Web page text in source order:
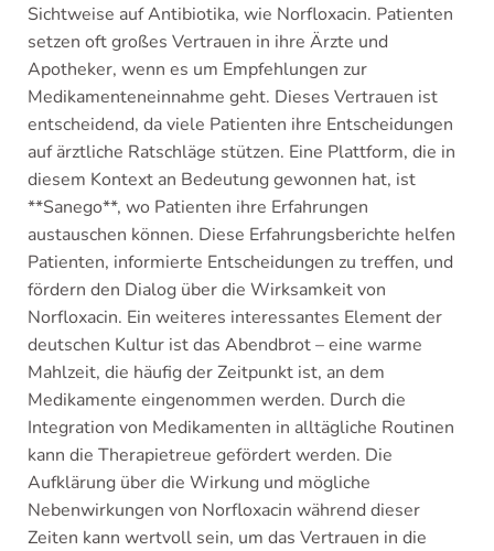
Sichtweise auf Antibiotika, wie Norfloxacin. Patienten
setzen oft großes Vertrauen in ihre Ärzte und
Apotheker, wenn es um Empfehlungen zur
Medikamenteneinnahme geht. Dieses Vertrauen ist
entscheidend, da viele Patienten ihre Entscheidungen
auf ärztliche Ratschläge stützen. Eine Plattform, die in
diesem Kontext an Bedeutung gewonnen hat, ist
**Sanego**, wo Patienten ihre Erfahrungen
austauschen können. Diese Erfahrungsberichte helfen
Patienten, informierte Entscheidungen zu treffen, und
fördern den Dialog über die Wirksamkeit von
Norfloxacin. Ein weiteres interessantes Element der
deutschen Kultur ist das Abendbrot – eine warme
Mahlzeit, die häufig der Zeitpunkt ist, an dem
Medikamente eingenommen werden. Durch die
Integration von Medikamenten in alltägliche Routinen
kann die Therapietreue gefördert werden. Die
Aufklärung über die Wirkung und mögliche
Nebenwirkungen von Norfloxacin während dieser
Zeiten kann wertvoll sein, um das Vertrauen in die